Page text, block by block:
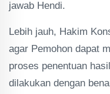
jawab Hendi.
Lebih jauh, Hakim
agar Pemohon dapat
proses penentuan
dilakukan dengan